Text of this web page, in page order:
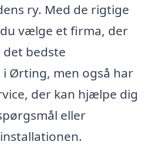
ry. Med de rigtige
vælge et firma, der
bedste
Ørting, men også har
der kan hjælpe dig
eller